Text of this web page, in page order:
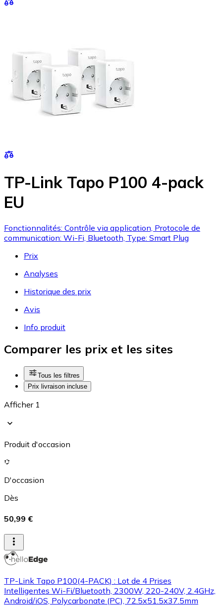
TP-Link Tapo P100 4-pack
EU
Fonctionnalités: Contrôle via application, Protocole de
communication: Wi-Fi, Bluetooth, Type: Smart Plug
Prix
Analyses
Historique des prix
Avis
Info produit
Comparer les prix et les sites
Tous les filtres
Prix livraison incluse
Afficher 1
Produit d'occasion
D'occasion
Dès
50,99 €
TP-Link Tapo P100(4-PACK) : Lot de 4 Prises
Intelligentes Wi-Fi/Bluetooth, 2300W, 220-240V, 2.4GHz,
Android/iOS, Polycarbonate (PC), 72.5x51.5x37.5mm